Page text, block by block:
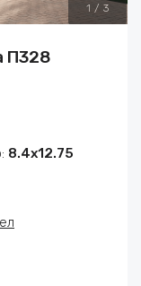
1 / 3
П328
8.4x12.75